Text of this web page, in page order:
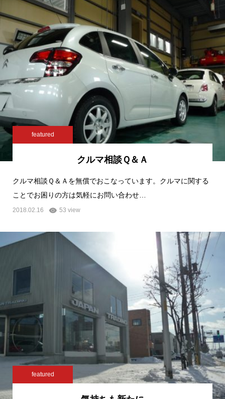
featured
クルマ相談Ｑ＆Ａ
クルマ相談Ｑ＆Ａを無償でおこなっています。クルマに関する
ことでお困りの方は気軽にお問い合わせ…
2018.02.16 53 view
featured